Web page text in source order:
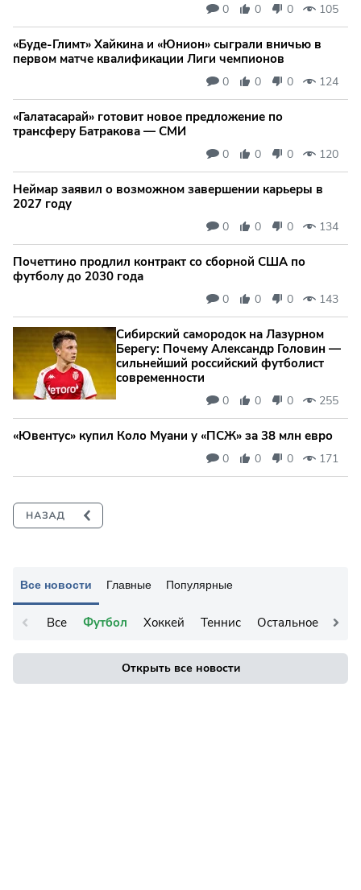
Все новости Главные Популярные
Все Футбол Хоккей Теннис Остальное
Открыть все новости
0 0 0 105
«Буде-Глимт» Хайкина и «Юнион» сыграли вничью в
первом матче квалификации Лиги чемпионов
0 0 0 124
«Галатасарай» готовит новое предложение по
трансферу Батракова — СМИ
0 0 0 120
Неймар заявил о возможном завершении карьеры в
2027 году
0 0 0 134
Почеттино продлил контракт со сборной США по
футболу до 2030 года
0 0 0 143
Сибирский самородок на Лазурном
Берегу: Почему Александр Головин —
сильнейший российский футболист
современности
0 0 0 255
«Ювентус» купил Коло Муани у «ПСЖ» за 38 млн евро
0 0 0 171